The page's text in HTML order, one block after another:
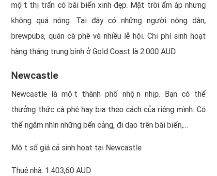
một thị trấn có bãi biển xinh đẹp. Mặt trời ấm áp nhưng
không quá nóng. Tại đây có những người nông dân,
brewpubs, quán cà phê và nhiều lễ hội. Chi phí sinh hoạt
hàng tháng trung bình ở Gold Coast là 2.000 AUD
Newcastle
Newcastle là một thành phố nhộn nhịp. Bạn có thể
thưởng thức cà phê hay bia theo cách của riêng mình. Có
thể ngắm nhìn những bến cảng, đi dạo trên bãi biển,…
Một số giá cả sinh hoạt tại Newcastle
Thuê nhà: 1.403,60 AUD